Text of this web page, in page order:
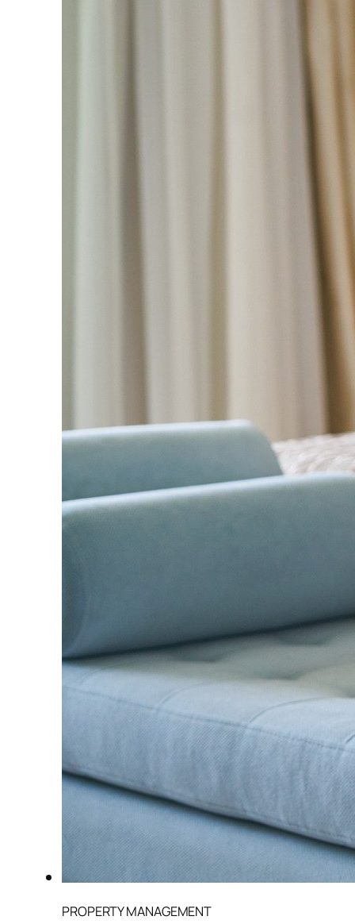
PROPERTY MANAGEMENT